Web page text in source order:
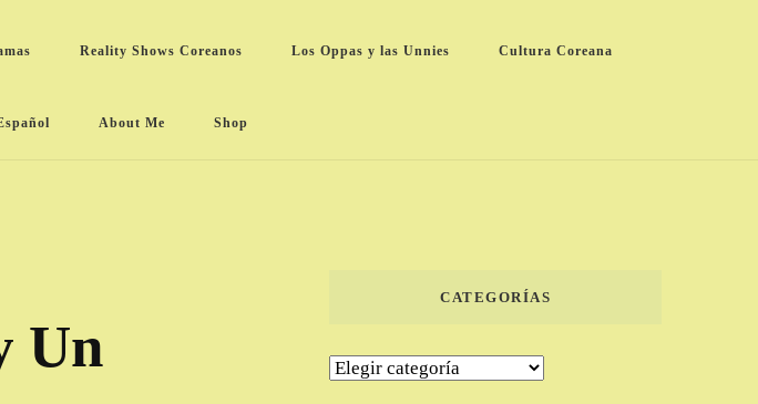
Reality Shows Coreanos Los Oppas y las Unnies Cultura Coreana
About Me Shop
Un
CATEGORÍAS
Categorías